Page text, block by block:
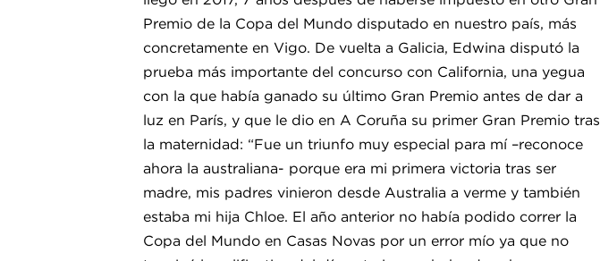
Premio de la Copa del Mundo disputado en nuestro país, más
concretamente en Vigo. De vuelta a Galicia, Edwina disputó la
prueba más importante del concurso con California, una yegua
con la que había ganado su último Gran Premio antes de dar a
luz en París, y que le dio en A Coruña su primer Gran Premio tras
la maternidad: “Fue un triunfo muy especial para mí –reconoce
ahora la australiana- porque era mi primera victoria tras ser
madre, mis padres vinieron desde Australia a verme y también
estaba mi hija Chloe. El año anterior no había podido correr la
Copa del Mundo en Casas Novas por un error mío ya que no